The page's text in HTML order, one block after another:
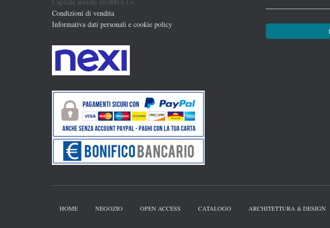
Condizioni di vendita
Informativa dati personali e cookie policy
HOME NEGOZIO OPEN ACCESS CATALOGO ARCHITETTURA & DESIGN